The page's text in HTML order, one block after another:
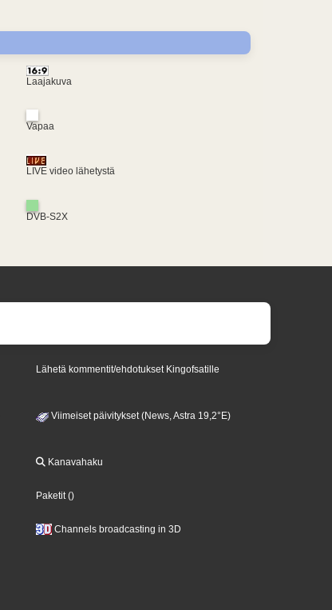
Laajakuva
Vapaa
LIVE video lähetystä
DVB-S2X
Lähetä kommentit/ehdotukset Kingofsatille
Viimeiset päivitykset (News, Astra 19,2°E)
Kanavahaku
Paketit ()
Channels broadcasting in 3D